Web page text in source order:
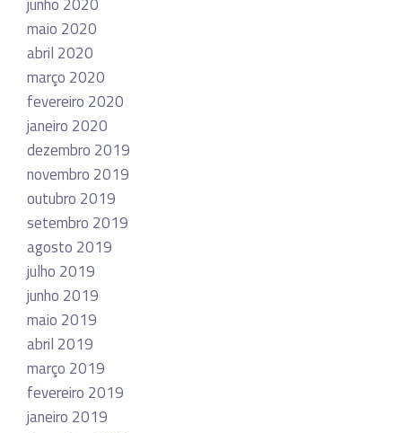
junho 2020
maio 2020
abril 2020
março 2020
fevereiro 2020
janeiro 2020
dezembro 2019
novembro 2019
outubro 2019
setembro 2019
agosto 2019
julho 2019
junho 2019
maio 2019
abril 2019
março 2019
fevereiro 2019
janeiro 2019